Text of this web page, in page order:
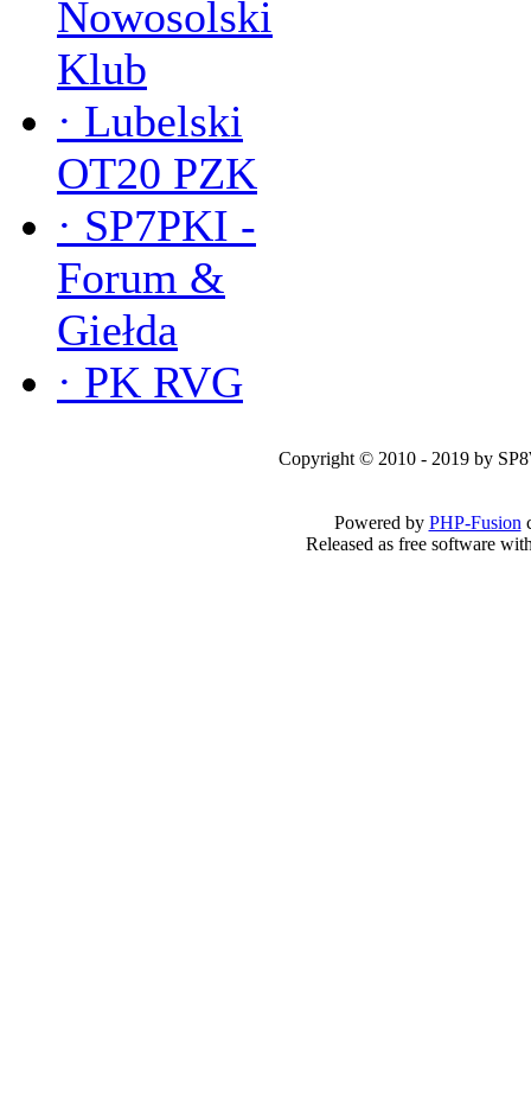
Nowosolski
Klub
· Lubelski
OT20 PZK
· SP7PKI -
Forum &
Giełda
· PK RVG
Copyright © 2010 - 2019 by
Powered by PHP-Fusion
Released as free software